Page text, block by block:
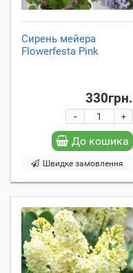
Сирень мейера
Flowerfesta Рink
330грн.
+
-
До кошика
Швидке замовлення